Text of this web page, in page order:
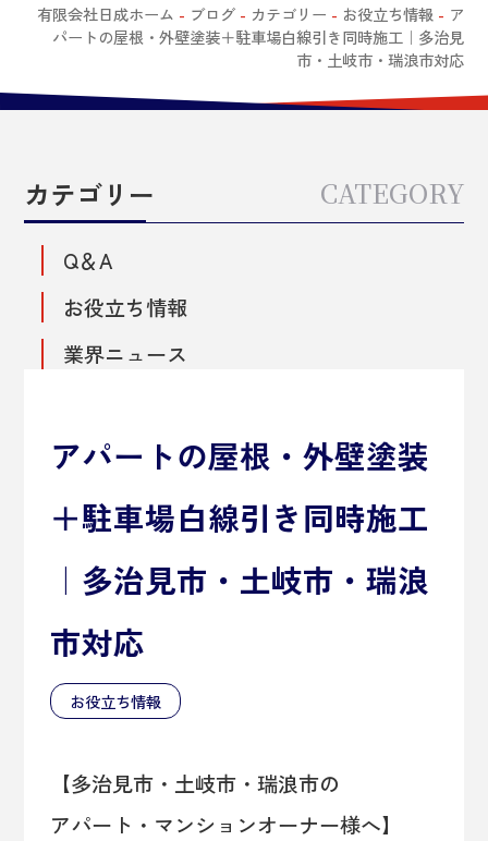
有限会社日成ホーム - ブログ - カテゴリー - お役立ち情報 - ア
パートの屋根・外壁塗装＋駐車場白線引き同時施工｜多治見
市・土岐市・瑞浪市対応
カテゴリー CATEGORY
Q＆A
お役立ち情報
業界ニュース
アパートの屋根・外壁塗装
＋駐車場白線引き同時施工
｜多治見市・土岐市・瑞浪
市対応
お役立ち情報
【多治見市・土岐市・瑞浪市の
アパート・マンションオーナー様へ】